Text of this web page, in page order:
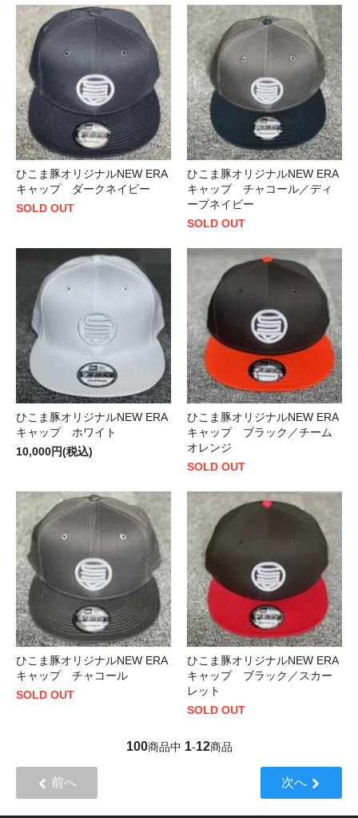
ひこま豚オリジナルNEW ERA
キャップ ダークネイビー
SOLD OUT
ひこま豚オリジナルNEW ERA
キャップ チャコール／ディ
ープネイビー
SOLD OUT
ひこま豚オリジナルNEW ERA
キャップ ホワイト
10,000円(税込)
ひこま豚オリジナルNEW ERA
キャップ ブラック／チーム
オレンジ
SOLD OUT
ひこま豚オリジナルNEW ERA
キャップ チャコール
SOLD OUT
ひこま豚オリジナルNEW ERA
キャップ ブラック／スカー
レット
SOLD OUT
100商品中 1-12商品
前へ 次へ